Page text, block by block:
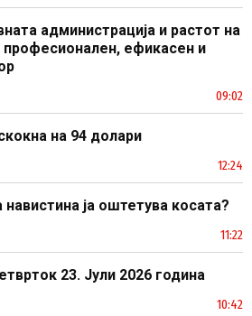
администрација и растот на
ефикасен и
09:02
на 94 долари
12:24
ја оштетува косата?
11:22
23. Јули 2026 година
10:42